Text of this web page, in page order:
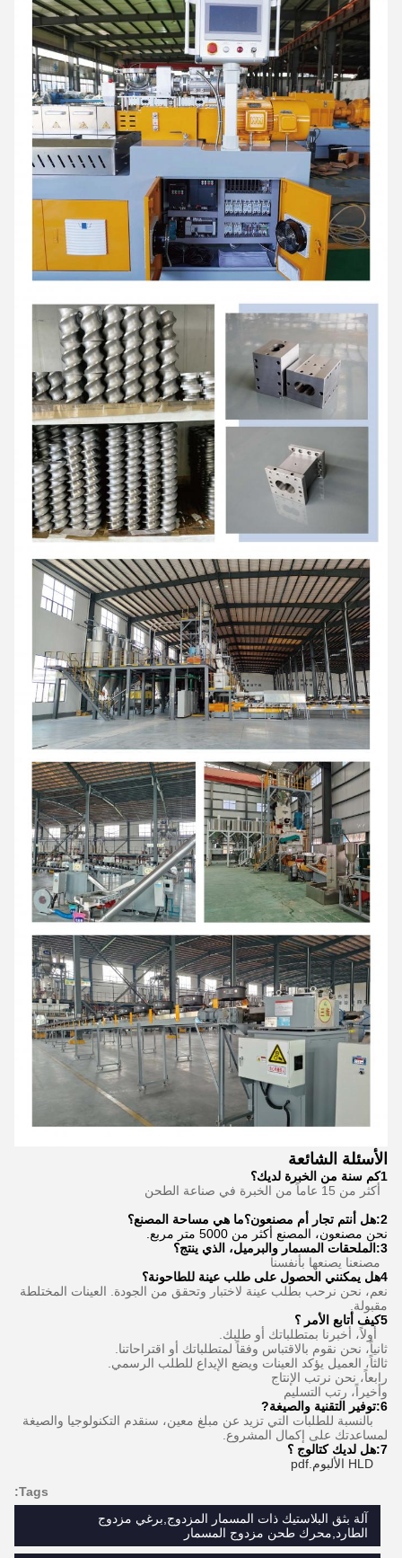
الأسئلة الشائعة
1كم سنة من الخبرة لديك؟
أكثر من 15 عاماً من الخبرة في صناعة الطحن
2:هل أنتم تجار أم مصنعون؟ما هي مساحة المصنع؟
نحن مصنعون، المصنع أكثر من 5000 متر مربع.
3
:الملحقات المسمار والبرميل، الذي ينتج؟
مصنعنا يصنعها بأنفسنا
4هل يمكنني الحصول على طلب عينة للطاحونة؟
نعم، نحن نرحب بطلب عينة لاختبار وتحقق من الجودة. العينات المختلطة
مقبولة.
5كيف أتابع الأمر ؟
أولاً، أخبرنا بمتطلباتك أو طلبك.
ثانياً، نحن نقوم بالاقتباس وفقاً لمتطلباتك أو اقتراحاتنا.
ثالثاً، العميل يؤكد العينات ويضع الإيداع للطلب الرسمي.
رابعاً، نحن نرتب الإنتاج
وأخيراً، رتب التسليم
6: توفير التقنية والصيغة?
بالنسبة للطلبات التي تزيد عن مبلغ معين، سنقدم التكنولوجيا والصيغة
لمساعدتك على إكمال المشروع.
7: هل لديك كتالوج ؟
HLD الألبوم.pdf
Tags:
آلة بثق البلاستيك ذات المسمار المزدوج,برغي مزدوج
الطارد,محرك طحن مزدوج المسمار